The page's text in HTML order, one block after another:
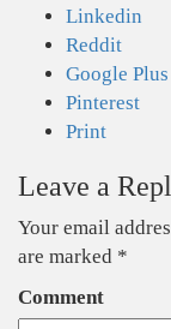
Linkedin
Reddit
Google Plus
Pinterest
Print
Leave a
Your email
are marked *
Comment